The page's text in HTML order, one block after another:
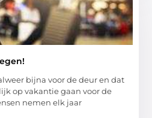
bijna voor de deur en dat
op vakantie gaan voor de
nemen elk jaar